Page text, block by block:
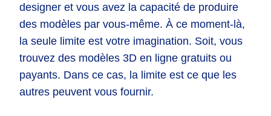
designer et vous avez la capacité de produire
des modèles par vous-même. À ce moment-là,
la seule limite est votre imagination. Soit, vous
trouvez des modèles 3D en ligne gratuits ou
payants. Dans ce cas, la limite est ce que les
autres peuvent vous fournir.